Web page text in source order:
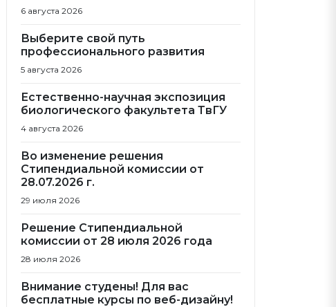
6 августа 2026
Выберите свой путь
профессионального развития
5 августа 2026
Естественно-научная экспозиция
биологического факультета ТвГУ
4 августа 2026
Во изменение решения
Стипендиальной комиссии от
28.07.2026 г.
29 июля 2026
Решение Стипендиальной
комиссии от 28 июля 2026 года
28 июля 2026
Внимание студены! Для вас
бесплатные курсы по веб-дизайну!